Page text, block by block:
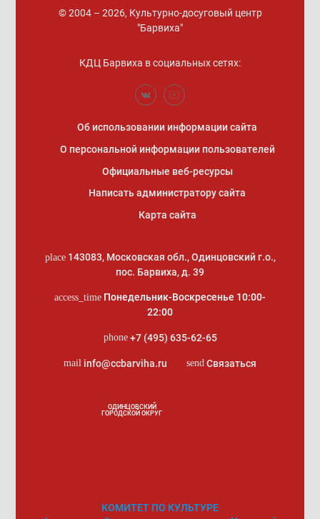
© 2004 – 2026, Культурно-досуговый центр
"Барвиха"
КДЦ Барвиха в социальных сетях:
Об использовании информации сайта
О персональной информации пользователей
Официальные веб-ресурсы
Написать администратору сайта
Карта сайта
place 143083, Московская обл., Одинцовский г.о.,
пос. Барвиха, д. 39
access_time Понедельник-Воскресенье 10:00-
22:00
phone +7 (495) 635-62-65
mail info@ccbarviha.ru send Связаться
ОДИНЦОВСКИЙ
ГОРОДСКОЙ ОКРУГ
КОМИТЕТ ПО КУЛЬТУРЕ